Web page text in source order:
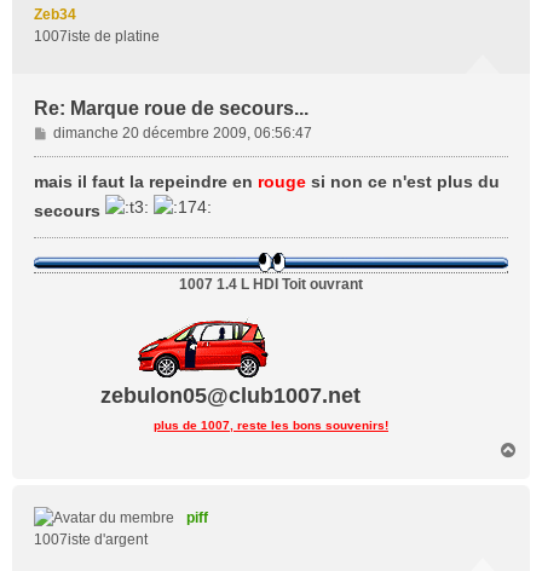
Zeb34
1007iste de platine
Re: Marque roue de secours...
M
e
s
a
g
e
dimanche 20 décembre 2009, 06:56:47
mais il faut la repeindre en rouge si non ce n'est plus du
secours
1007 1.4 L HDI Toit ouvrant
zebulon05@club1007.net
plus de 1007, reste les bons souvenirs!
piff
1007iste d'argent